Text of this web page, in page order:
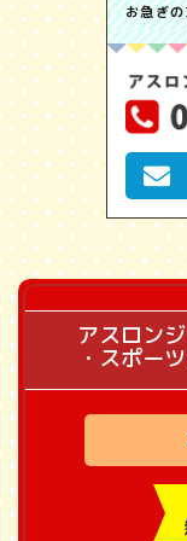
お急ぎ
アスロン
・スポー